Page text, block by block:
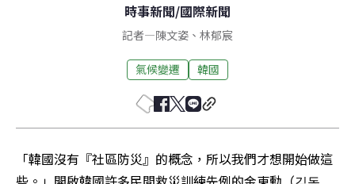
時事新聞/國際新聞
記者—陳文姿 、 林郁宸
氣候變遷 韓國
「韓國沒有『社區防災』的概念，所以我們才想開始做這